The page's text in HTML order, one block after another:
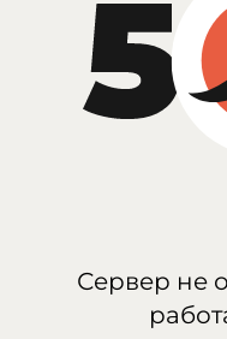
Сервер не